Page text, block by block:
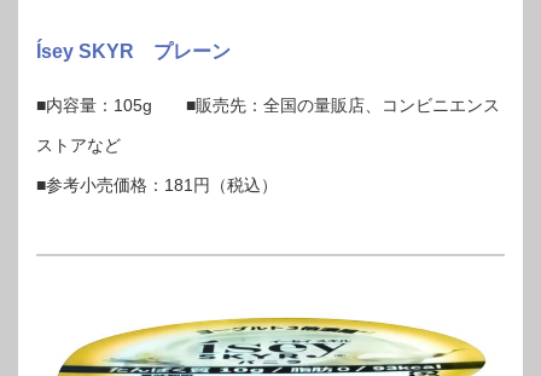
Ísey SKYR プレーン
■内容量：105g ■販売先：全国の量販店、コンビニエンス
ストアなど
■参考小売価格：181円（税込）